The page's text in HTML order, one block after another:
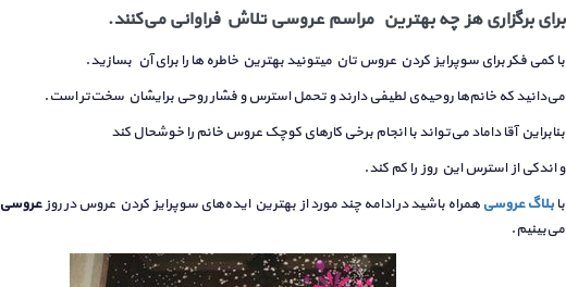
برای برگزاری هز چه بهترین مراسم عروسی تلاش فراوانی می‌کنند.
با کمی فکر برای سوپرایز کردن عروس تان میتونید بهترین خاطره ها را برای آن بسازید.
می‌دانید که خانم‌ها روحیه‌ی لطیفی دارند و تحمل استرس و فشار روحی برایشان سخت‌تر است.
بنابراین آقا داماد می‌تواند با انجام برخی کارهای کوچک عروس خانم را خوشحال کند
و اندکی از استرس این روز را کم کند.
با بلاگ عروسی همراه باشید در ادامه چند مورد از بهترین ایده‌های سوپرایز کردن عروس در روزعروسی
می‌بینیم.